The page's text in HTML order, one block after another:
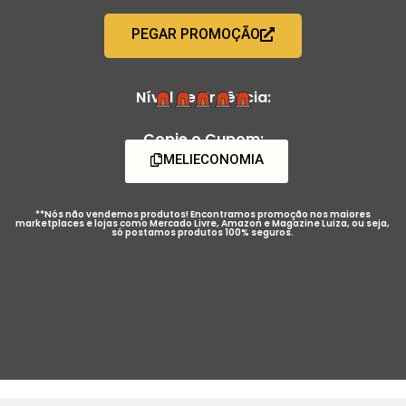
PEGAR PROMOÇÃO
Nível de Urgência:
Copie o Cupom:
MELIECONOMIA
**Nós não vendemos produtos! Encontramos promoção nos maiores
marketplaces e lojas como Mercado Livre, Amazon e Magazine Luiza, ou seja,
só postamos produtos 100% seguros.